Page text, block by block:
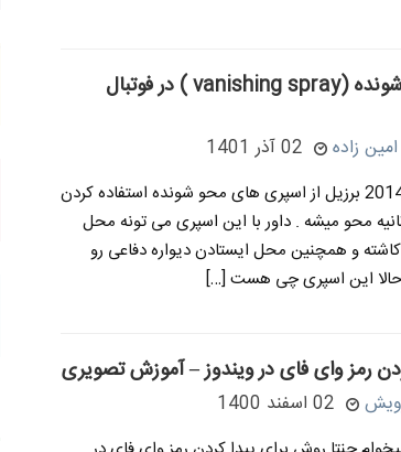
اسپری محو شونده (vanishing spray ) در فوتبال
زاده 02 آذر 1401
در جام جهانی 2014 برزیل از اسپری های محو شونده استفاده کردن
محو میشه . داور با این اسپری می تونه محل
کاشته و همچنین محل ایستادن دیواره دفاعی رو
این اسپری چی هست […]
رمز وای فای در ویندوز – آموزش تصویری
02 اسفند 1400